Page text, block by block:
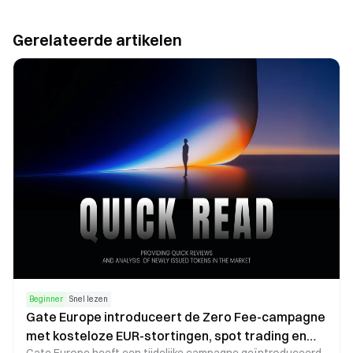
Gerelateerde artikelen
Beginner Snel lezen
Gate Europe introduceert de Zero Fee-campagne
met kosteloze EUR-stortingen, spot trading en